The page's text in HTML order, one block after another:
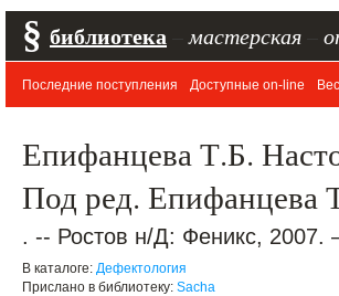
§ библиотека мастерская
Последние поступления Доступные on-line
Епифанцева Т.Б.
Под ред. Епифанцева
. -- Ростов н/Д: Феникс, 2007.
В каталоге: Дефектология
Прислано в библиотеку: Sacha